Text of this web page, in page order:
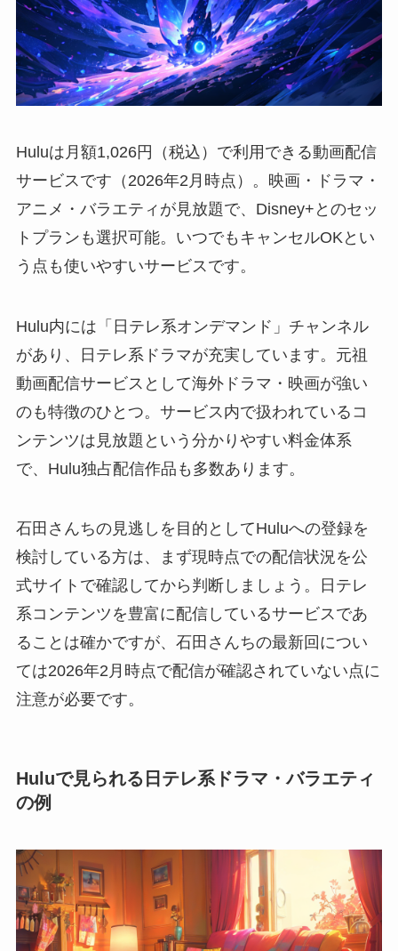
Huluは月額1,026円（税込）で利用できる動画配信
サービスです（2026年2月時点）。映画・ドラマ・
アニメ・バラエティが見放題で、Disney+とのセッ
トプランも選択可能。いつでもキャンセルOKとい
う点も使いやすいサービスです。
Hulu内には「日テレ系オンデマンド」チャンネル
があり、日テレ系ドラマが充実しています。元祖
動画配信サービスとして海外ドラマ・映画が強い
のも特徴のひとつ。サービス内で扱われているコ
ンテンツは見放題という分かりやすい料金体系
で、Hulu独占配信作品も多数あります。
石田さんちの見逃しを目的としてHuluへの登録を
検討している方は、まず現時点での配信状況を公
式サイトで確認してから判断しましょう。日テレ
系コンテンツを豊富に配信しているサービスであ
ることは確かですが、石田さんちの最新回につい
ては2026年2月時点で配信が確認されていない点に
注意が必要です。
Huluで見られる日テレ系ドラマ・バラエティ
の例